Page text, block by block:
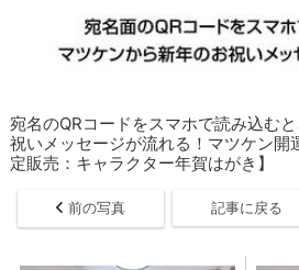
宛名のQRコードをスマホで読み込む
祝いメッセージが流れる！マツケン開
定販売：キャラクター年賀はがき】
前の写真 記事に戻る